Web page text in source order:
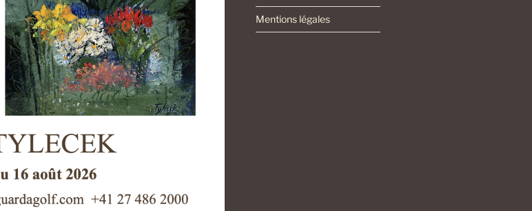
Mentions légales